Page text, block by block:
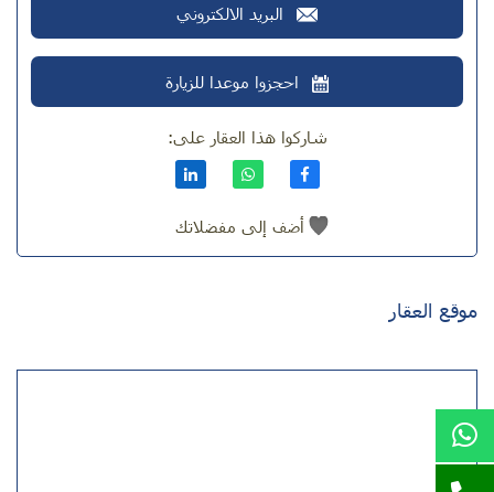
البريد الالكتروني
احجزوا موعدا للزيارة
شاركوا هذا العقار على:
أضف إلى مفضلاتك
موقع العقار